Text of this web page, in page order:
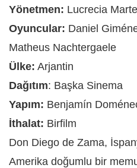
Yönetmen: Lucrecia
Oyuncular: Daniel
Matheus Nachtergaele
Ülke: Arjantin
Dağıtım: Başka Sinema
Yapım: Benjamín
İthalat: Birfilm
Don Diego de Zama,
Amerika doğumlu bir